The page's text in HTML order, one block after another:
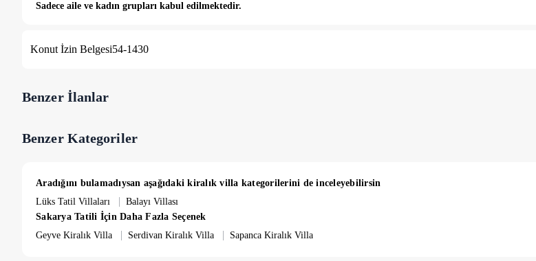
Sadece aile ve kadın grupları kabul edilmektedir.
Konut İzin Belgesi54-1430
Benzer İlanlar
Benzer Kategoriler
Aradığını bulamadıysan aşağıdaki kiralık villa kategorilerini de inceleyebilirsin
Lüks Tatil Villaları
| Balayı Villası
Sakarya Tatili İçin Daha Fazla Seçenek
Geyve Kiralık Villa
| Serdivan Kiralık Villa | Sapanca Kiralık Villa